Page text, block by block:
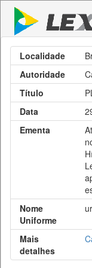
Localidade
Autoridade
Título
Data
Ementa
Nome
Uniforme
Mais
detalhes